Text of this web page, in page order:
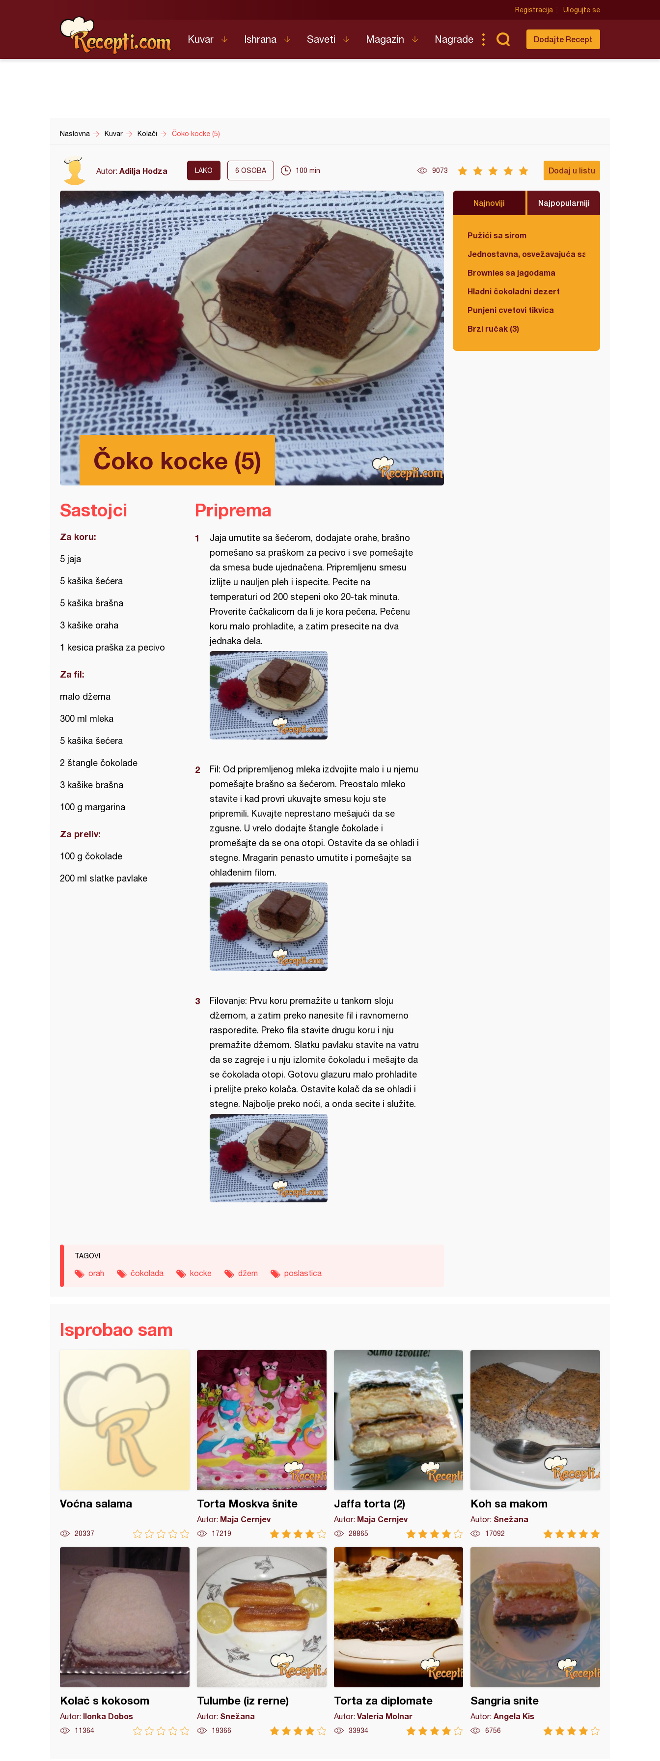
Registracija Ulogujte se
Kuvar Ishrana Saveti Magazin Nagrade Dodajte Recept
Naslovna Kuvar Kolači Čoko kocke (5)
Autor: Adilja Hodza LAKO 6 OSOBA 100 min 9073 Dodaj u listu
Čoko kocke (5)
Najnoviji Najpopularniji
Pužići sa sirom
Jednostavna, osvežavajuća salata
Brownies sa jagodama
Hladni čokoladni dezert
Punjeni cvetovi tikvica
Brzi ručak (3)
Sastojci
Za koru:
5 jaja
5 kašika šećera
5 kašika brašna
3 kašike oraha
1 kesica praška za pecivo
Za fil:
malo džema
300 ml mleka
5 kašika šećera
2 štangle čokolade
3 kašike brašna
100 g margarina
Za preliv:
100 g čokolade
200 ml slatke pavlake
Priprema
Jaja umutite sa šećerom, dodajate orahe, brašno
pomešano sa praškom za pecivo i sve pomešajte
da smesa bude ujednačena. Pripremljenu smesu
izlijte u nauljen pleh i ispecite. Pecite na
temperaturi od 200 stepeni oko 20-tak minuta.
Proverite čačkalicom da li je kora pečena. Pečenu
koru malo prohladite, a zatim presecite na dva
jednaka dela.
Fil: Od pripremljenog mleka izdvojite malo i u njemu
pomešajte brašno sa šećerom. Preostalo mleko
stavite i kad provri ukuvajte smesu koju ste
pripremili. Kuvajte neprestano mešajući da se
zgusne. U vrelo dodajte štangle čokolade i
promešajte da se ona otopi. Ostavite da se ohladi i
stegne. Mragarin penasto umutite i pomešajte sa
ohlađenim filom.
Filovanje: Prvu koru premažite u tankom sloju
džemom, a zatim preko nanesite fil i ravnomerno
rasporedite. Preko fila stavite drugu koru i nju
premažite džemom. Slatku pavlaku stavite na vatru
da se zagreje i u nju izlomite čokoladu i mešajte da
se čokolada otopi. Gotovu glazuru malo prohladite
i prelijte preko kolača. Ostavite kolač da se ohladi i
stegne. Najbolje preko noći, a onda secite i služite.
TAGOVI
orah čokolada kocke džem poslastica
Isprobao sam
Voćna salama
20337
Torta Moskva šnite
Autor: Maja Cernjev
17219
Jaffa torta (2)
Autor: Maja Cernjev
28865
Koh sa makom
Autor: Snežana
17092
Kolač s kokosom
Autor: Ilonka Dobos
11364
Tulumbe (iz rerne)
Autor: Snežana
19366
Torta za diplomate
Autor: Valeria Molnar
33934
Sangria snite
Autor:Angela Kis
6756